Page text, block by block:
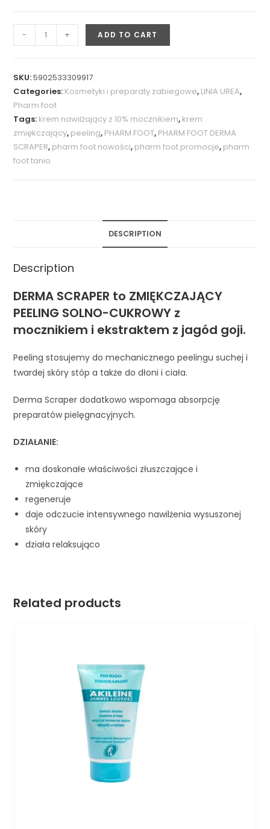
- + ADD TO CART
SKU:5902533309917
Categories: Kosmetyki i preparaty zabiegowe, LINIA UREA,
Pharm foot
Tags: krem nawilżający z 10% mocznikiem, krem
zmiękczający, peeling, PHARM FOOT, PHARM FOOT DERMA
SCRAPER, pharm foot nowości, pharm foot promocje, pharm
foot tanio
DESCRIPTION
Description
DERMA SCRAPER to ZMIĘKCZAJĄCY
PEELING SOLNO-CUKROWY z
mocznikiem i ekstraktem z jagód goji.
Peeling stosujemy do mechanicznego peelingu suchej i
twardej skóry stóp a także do dłoni i ciała.
Derma Scraper dodatkowo wspomaga absorpcję
preparatów pielęgnacyjnych.
DZIAŁANIE:
ma doskonałe właściwości złuszczające i
zmiękczające
regeneruje
daje odczucie intensywnego nawilżenia wysuszonej
skóry
działa relaksująco
Related products